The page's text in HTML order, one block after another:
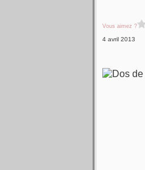
Vous aimez ?
4 avril 2013